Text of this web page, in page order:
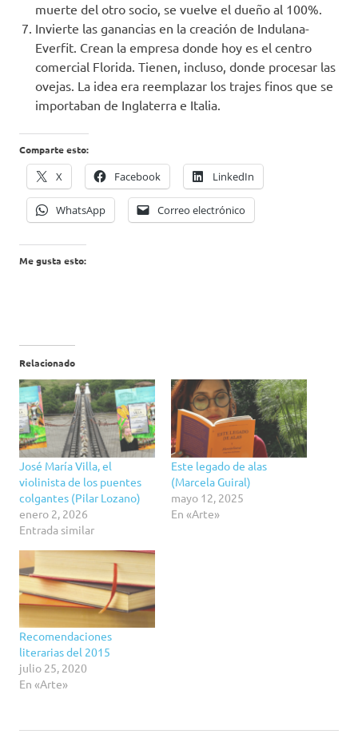
muerte del otro socio, se vuelve el dueño al 100%.
Invierte las ganancias en la creación de Indulana-
Everfit. Crean la empresa donde hoy es el centro
comercial Florida. Tienen, incluso, donde procesar las
ovejas. La idea era reemplazar los trajes finos que se
importaban de Inglaterra e Italia.
Comparte esto:
X Facebook LinkedIn
WhatsApp Correo electrónico
Me gusta esto:
Relacionado
José María Villa, el
violinista de los puentes
colgantes (Pilar Lozano)
enero 2, 2026
Entrada similar
Este legado de alas
(Marcela Guiral)
mayo 12, 2025
En «Arte»
Recomendaciones
literarias del 2015
julio 25, 2020
En «Arte»